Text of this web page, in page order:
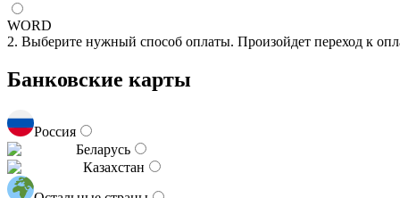
WORD
2. Выберите нужный способ оплаты. Произойдет переход к
Банковские карты
Россия
Беларусь
Казахстан